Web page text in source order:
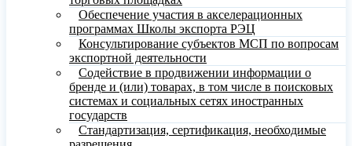
Обеспечение участия в акселерационных
программах Школы экспорта РЭЦ
Консультирование субъектов МСП по вопросам
экспортной деятельности
Содействие в продвижении информации о
бренде и (или) товарах, в том числе в поисковых
системах и социальных сетях иностранных
государств
Стандартизация, сертификация, необходимые